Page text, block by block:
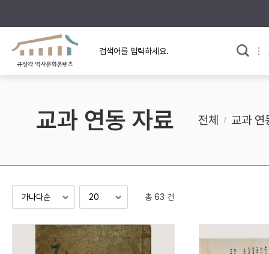
규장각의 어제와 오늘
규장각 소개영상
사료와 문학으로 본
고대
고려
조선 후기
교과 연동 자료 전체 교과 연
총 63 건